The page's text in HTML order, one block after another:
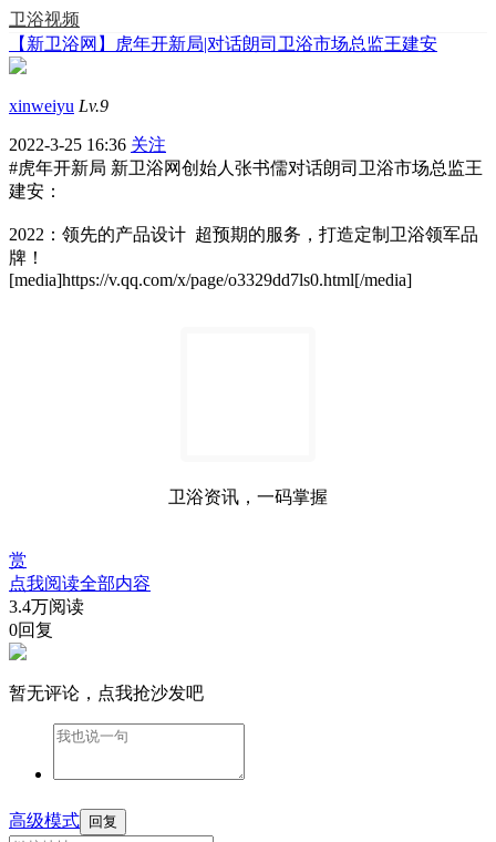
卫浴视频
【新卫浴网】虎年开新局|对话朗司卫浴市场总监王建安
xinweiyu Lv.9
2022-3-25 16:36 关注
#虎年开新局 新卫浴网创始人张书儒对话朗司卫浴市场总监王
建安：
2022：领先的产品设计 超预期的服务，打造定制卫浴领军品
牌！
[media]https://v.qq.com/x/page/o3329dd7ls0.html[/media]
卫浴资讯，一码掌握
赏
点我阅读全部内容
3.4万阅读
0回复
暂无评论，点我抢沙发吧
高级模式 回复